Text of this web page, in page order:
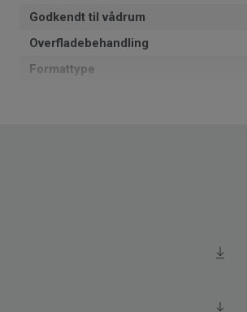
Godkendt til vådrum
Overfladebehandling
Formattype